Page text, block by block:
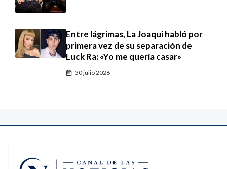
Entre lágrimas, La Joaqui habló por
primera vez de su separación de
Luck Ra: «Yo me quería casar»
30 julio 2026